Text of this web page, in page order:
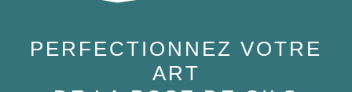
PERFECTIONNEZ VOTRE